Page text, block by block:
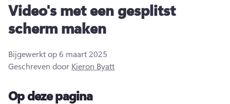
Video's met een gesplitst
scherm maken
Bijgewerkt op6 maart 2025
Geschreven door Kieron Byatt
Op deze pagina